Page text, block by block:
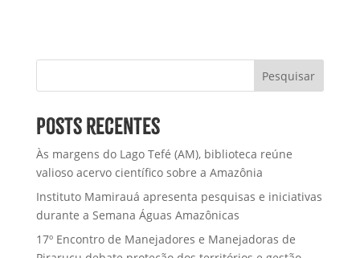
Pesquisar
Posts recentes
Às margens do Lago Tefé (AM), biblioteca reúne
valioso acervo científico sobre a Amazônia
Instituto Mamirauá apresenta pesquisas e iniciativas
durante a Semana Águas Amazônicas
17º Encontro de Manejadores e Manejadoras de